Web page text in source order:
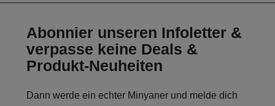
Abonnier unseren Infoletter &
verpasse keine Deals &
Produkt-Neuheiten
Dann werde ein echter Minyaner und melde dich